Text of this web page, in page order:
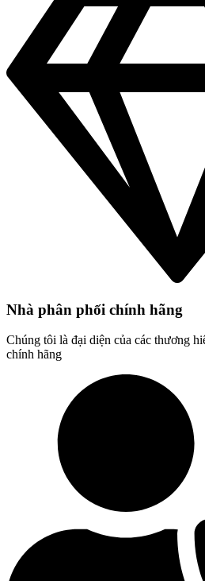
Nhà phân phối chính hãng
Chúng tôi là đại diện của các thương
chính hãng